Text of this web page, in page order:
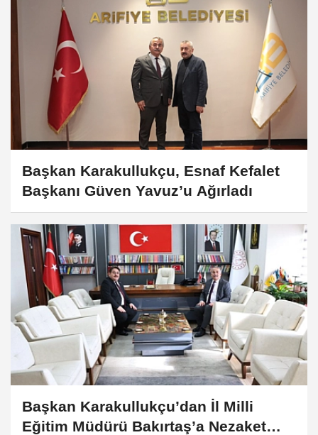
Başkan Karakullukçu, Esnaf Kefalet
Başkanı Güven Yavuz’u Ağırladı
Başkan Karakullukçu’dan İl Milli
Eğitim Müdürü Bakırtaş’a Nezaket